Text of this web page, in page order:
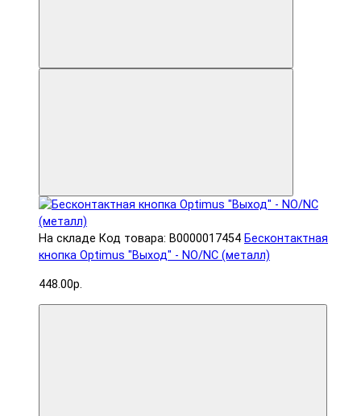
На складе Код товара: В0000017454 Бесконтактная
кнопка Optimus "Выход" - NO/NC (металл)
448.00р.